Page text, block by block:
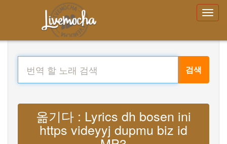
검색
옮기다 : Lyrics dh bosen ini
https videyyj dupmu biz id